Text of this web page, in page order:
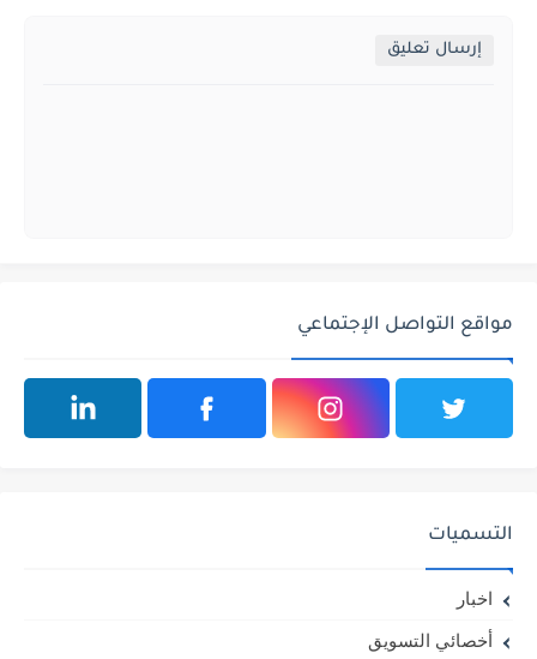
إرسال تعليق
مواقع التواصل الإجتماعي
التسميات
اخبار
أخصائي التسويق